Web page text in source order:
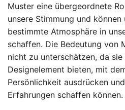
Muster eine übergeordnete
unsere Stimmung und können
bestimmte Atmosphäre in
schaffen. Die Bedeutung von
nicht zu unterschätzen, da
Designelement bieten, mit
Persönlichkeit ausdrücken
Erfahrungen schaffen können.